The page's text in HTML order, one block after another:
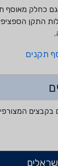
גם כחלק מאוסף
התקן
תקנים
בקבצים